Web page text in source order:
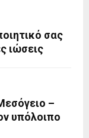
σας
ιώσεις
–
υπόλοιπο